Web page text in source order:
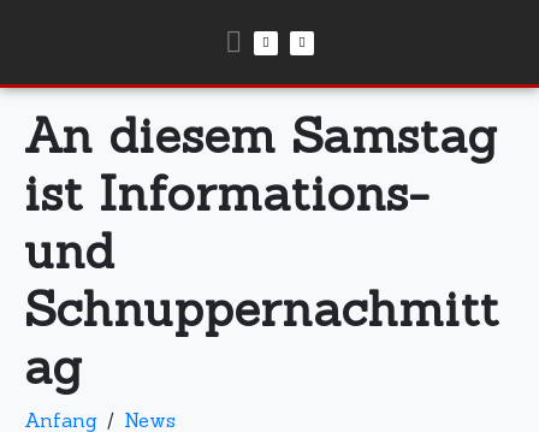
An diesem Samstag
ist Informations-
und
Schnuppernachmitt
ag
Anfang
News